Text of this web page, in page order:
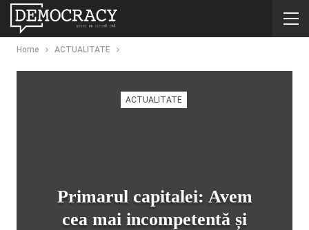
Home ACTUALITATE
ACTUALITATE
Primarul capitalei: Avem
cea mai incompetentă și